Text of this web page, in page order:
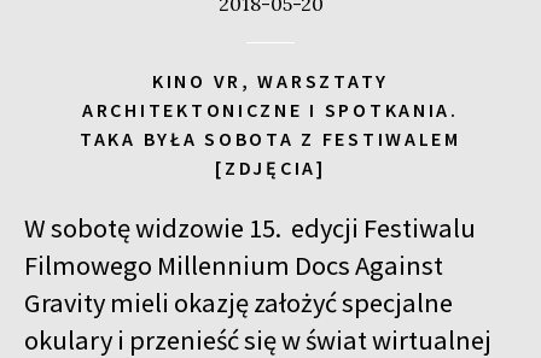
KINO VR, WARSZTATY
ARCHITEKTONICZNE I SPOTKANIA.
TAKA BYŁA SOBOTA Z FESTIWALEM
[ZDJĘCIA]
W sobotę widzowie 15. edycji Festiwalu
Filmowego Millennium Docs Against
Gravity mieli okazję założyć specjalne
okulary i przenieść się w świat wirtualnej